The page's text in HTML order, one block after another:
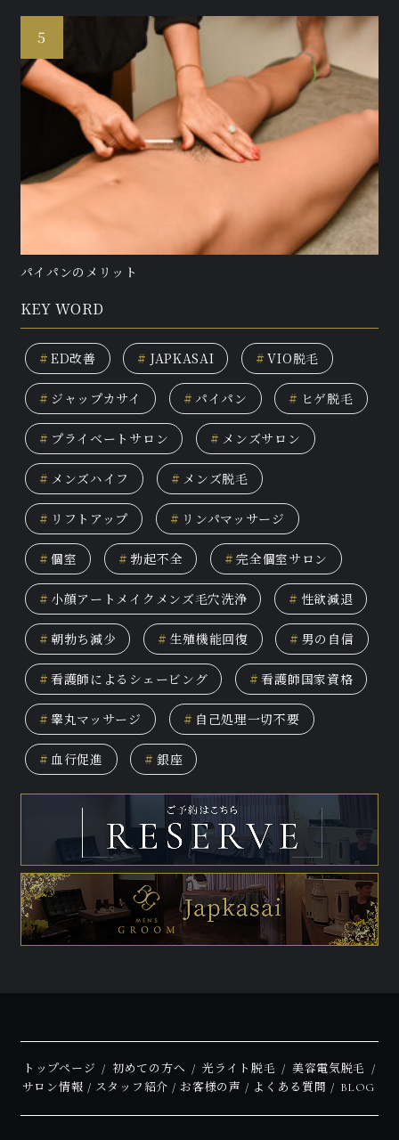
パイパンのメリット
KEY WORD
# ED改善 # JAPKASAI # VIO脱毛
# ジャップカサイ # パイパン # ヒゲ脱毛
# プライベートサロン # メンズサロン
# メンズハイフ # メンズ脱毛
# リフトアップ # リンパマッサージ
# 個室 # 勃起不全 # 完全個室サロン
# 小顔アートメイクメンズ毛穴洗浄 # 性欲減退
# 朝勃ち減少 # 生殖機能回復 # 男の自信
# 看護師によるシェービング # 看護師国家資格
# 睾丸マッサージ # 自己処理一切不要
# 血行促進 # 銀座
トップページ 初めての方へ 光ライト脱毛
美容電気脱毛
サロン情報
スタッフ紹介 お客様の声 よくある質問 BLOG